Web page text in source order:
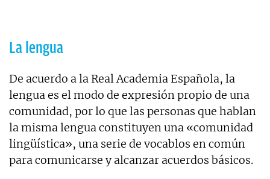
La lengua
De acuerdo a la Real Academia Española, la
lengua es el modo de expresión propio de una
comunidad, por lo que las personas que hablan
la misma lengua constituyen una «comunidad
lingüística», una serie de vocablos en común
para comunicarse y alcanzar acuerdos básicos.